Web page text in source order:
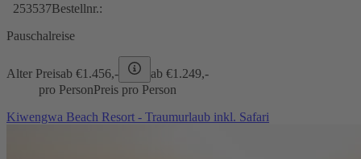
253537Bestellnr.:
Pauschalreise
Alter Preisab €1.456,- ab €1.249,-
pro PersonPreis pro Person
Kiwengwa Beach Resort - Traumurlaub inkl. Safari